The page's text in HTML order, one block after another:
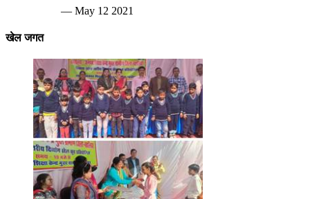
— May 12 2021
खेल जगत